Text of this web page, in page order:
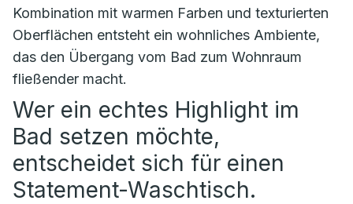
Kombination mit warmen Farben und texturierten
Oberflächen entsteht ein wohnliches Ambiente,
das den Übergang vom Bad zum Wohnraum
fließender macht.
Wer ein echtes Highlight im
Bad setzen möchte,
entscheidet sich für einen
Statement-Waschtisch.